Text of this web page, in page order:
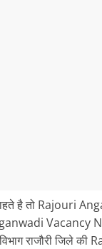
है तो Rajouri
Vacancy
विभाग राजौरी